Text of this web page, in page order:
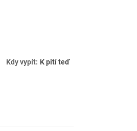
Kdy vypít: K pití teď